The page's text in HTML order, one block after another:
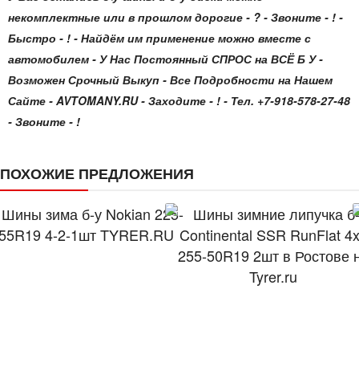
некомплектные или в прошлом дорогие - ? - Звоните - ! -
Быстро - ! - Найдём им применение можно вместе с
автомобилем - У Нас Постоянный СПРОС на ВСЁ Б У -
Возможен Срочный Выкуп - Все Подробности на Нашем
Сайте - AVTOMANY.RU - Заходите - ! - Тел. +7-918-578-27-48
- Звоните - !
ПОХОЖИЕ ПРЕДЛОЖЕНИЯ